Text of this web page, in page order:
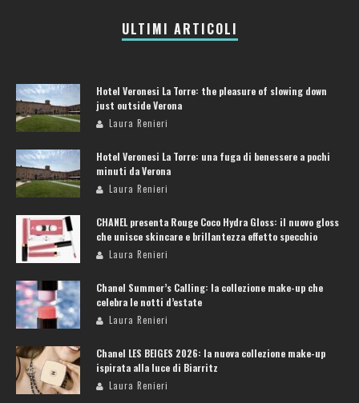
ULTIMI ARTICOLI
Hotel Veronesi La Torre: the pleasure of slowing down
just outside Verona
Laura Renieri
Hotel Veronesi La Torre: una fuga di benessere a pochi
minuti da Verona
Laura Renieri
CHANEL presenta Rouge Coco Hydra Gloss: il nuovo gloss
che unisce skincare e brillantezza effetto specchio
Laura Renieri
Chanel Summer’s Calling: la collezione make-up che
celebra le notti d’estate
Laura Renieri
Chanel LES BEIGES 2026: la nuova collezione make-up
ispirata alla luce di Biarritz
Laura Renieri